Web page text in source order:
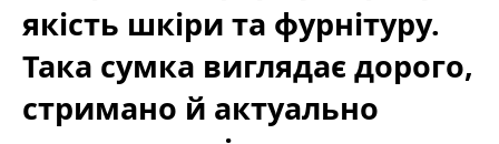
якість шкіри та фурнітуру.
Така сумка виглядає дорого,
стримано й актуально